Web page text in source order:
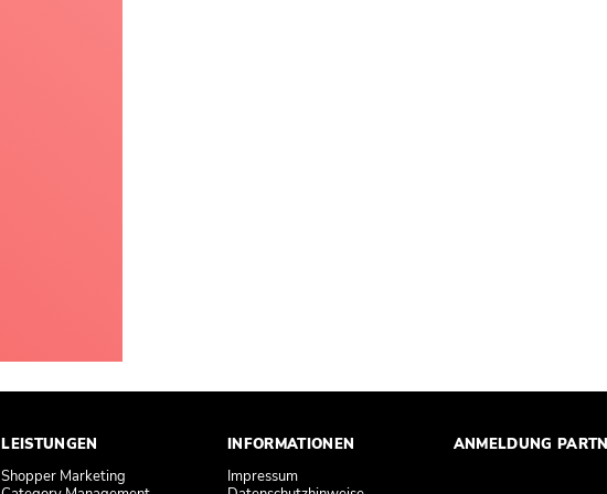
LEISTUNGEN
Shopper Marketing
INFORMATIONEN
Impressum
ANMELDUNG